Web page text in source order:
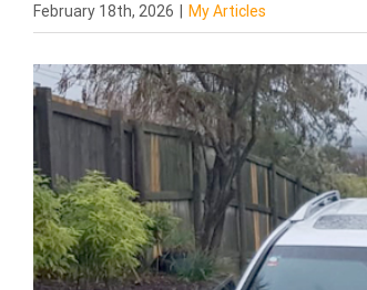
February 18th, 2026 | My Articles
View
Larger